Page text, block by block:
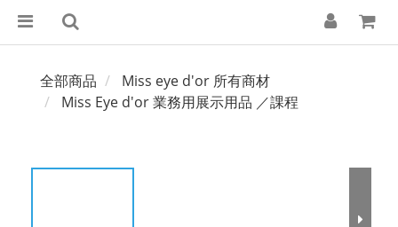
全部商品
Miss eye d'or 所有商材
Miss Eye d'or 業務用展示用品 ／課程